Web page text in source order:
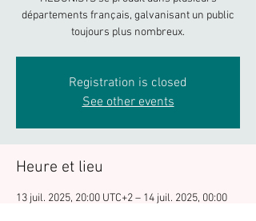
départements français, galvanisant un public
toujours plus nombreux.
Registration is closed
See other events
Heure et lieu
13 juil. 2025, 20:00 UTC+2 – 14 juil. 2025, 00:00